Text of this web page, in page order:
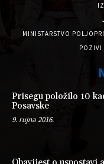
MINISTARSTVO
POZIVI
Prisegu položilo 10
Posavske
9. rujna 2016.